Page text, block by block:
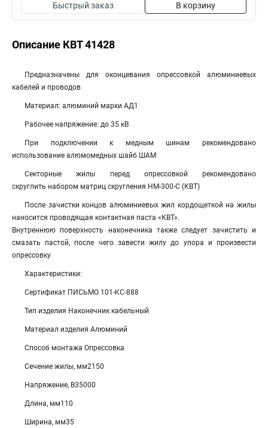
Быстрый заказ В корзину
Описание КВТ 41428
Предназначены для оконцевания опрессовкой алюминиевых
кабелей и проводов
Материал: алюминий марки АД1
Рабочее напряжение: до 35 кВ
При подключении к медным шинам рекомендовано
использование алюмомедных шайб ШАМ
Секторные жилы перед опрессовкой рекомендовано
скруглить набором матриц скругления НМ-300-C (КВТ)
После зачистки концов алюминиевых жил кордощеткой на жилы
наносится проводящая контактная паста «КВТ».
Внутреннюю поверхность наконечника также следует зачистить и
смазать пастой, после чего завести жилу до упора и произвести
опрессовку
Характеристики:
Сертификат ПИСЬМО 101-KC-888
Тип изделия Наконечник кабельный
Материал изделия Алюминий
Способ монтажа Опрессовка
Сечение жилы, мм2150
Напряжение, В35000
Длина, мм110
Ширина, мм35